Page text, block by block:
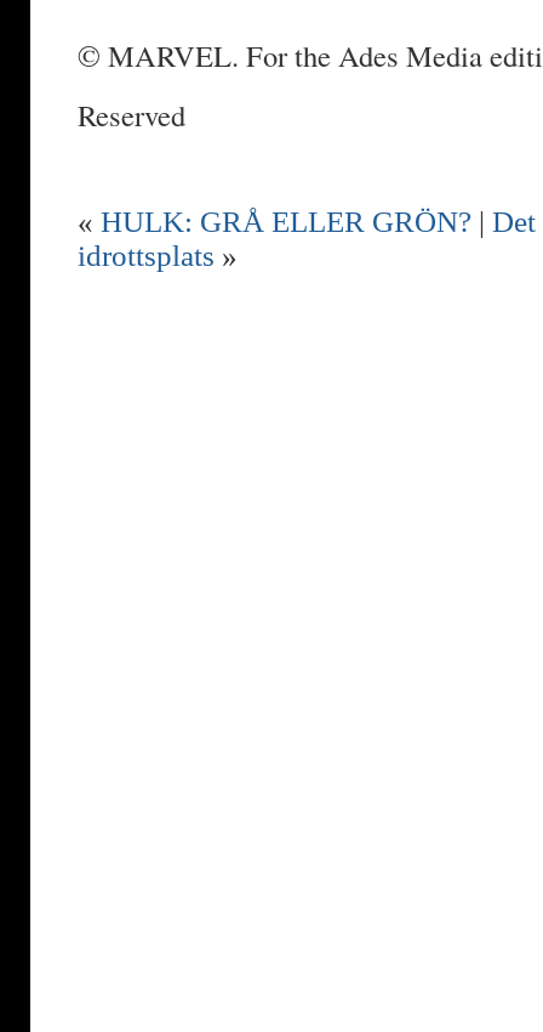
© MARVEL. For the Ades Media
Reserved
« HULK: GRÅ ELLER GRÖN? | Det
idrottsplats »